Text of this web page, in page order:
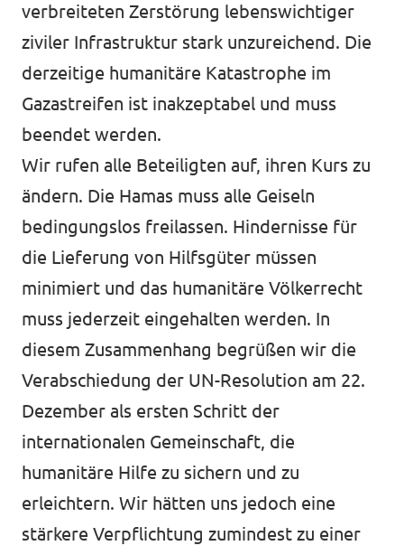
verbreiteten Zerstörung lebenswichtiger
ziviler Infrastruktur stark unzureichend. Die
derzeitige humanitäre Katastrophe im
Gazastreifen ist inakzeptabel und muss
beendet werden.
Wir rufen alle Beteiligten auf, ihren Kurs zu
ändern. Die Hamas muss alle Geiseln
bedingungslos freilassen. Hindernisse für
die Lieferung von Hilfsgüter müssen
minimiert und das humanitäre Völkerrecht
muss jederzeit eingehalten werden. In
diesem Zusammenhang begrüßen wir die
Verabschiedung der UN-Resolution am 22.
Dezember als ersten Schritt der
internationalen Gemeinschaft, die
humanitäre Hilfe zu sichern und zu
erleichtern. Wir hätten uns jedoch eine
stärkere Verpflichtung zumindest zu einer